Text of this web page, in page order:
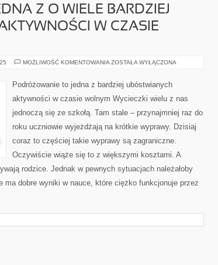
Z O WIELE BARDZIEJ
W CZASIE
MOŻLIWOŚĆ KOMENTOWANIA TURYSTYKA
Z
O
BARDZIEJ
AKTYWNOŚCI
CZASIE
ZOSTAŁA WYŁĄCZONA
Podróżowanie to jedna z bardziej ubóstwianych
aktywności w czasie wolnym Wycieczki wielu z nas
jednoczą się ze szkołą. Tam stale – przynajmniej raz do
roku uczniowie wyjeżdżają na krótkie wyprawy. Dzisiaj
coraz to częściej takie wyprawy są zagraniczne.
Oczywiście wiąże się to z większymi kosztami. A
rodzice. Jednak w pewnych sytuacjach należałoby
ma dobre wyniki w nauce, które ciężko funkcjonuje przez